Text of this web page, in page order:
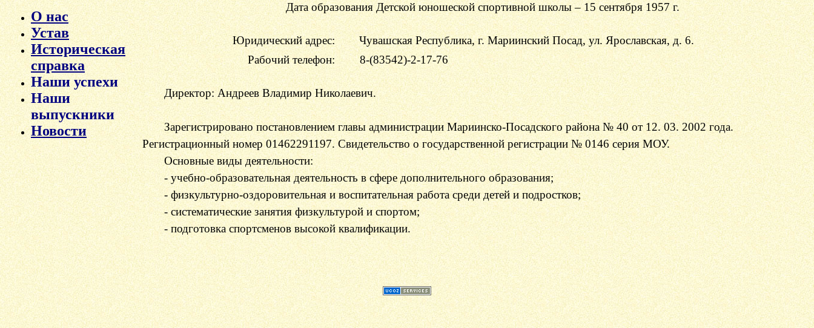
О нас
Устав
Историческая
справка
Наши успехи
Наши
выпускники
Новости
Дата образования Детской юношеской спортивной школы– 15 сентября 1957 г.
Юридический адрес: Чувашская Республика, г. Мариинский Посад,ул. Ярославская, д. 6.
Рабочий телефон: 8-(83542)-2-17-76
Директор:Андреев Владимир Николаевич.
Зарегистрировано постановлением главы администрации Мариинско-Посадского района № 40 от 12. 03. 2002 года.
Регистрационный номер 01462291197. Свидетельство о государственной регистрации № 0146 серия МОУ.
Основные виды деятельности:
- учебно-образовательная деятельность в сфере дополнительного образования;
- физкультурно-оздоровительная и воспитательная работа среди детей и подростков;
- систематические занятия физкультурой и спортом;
- подготовка спортсменов высокой квалификации.